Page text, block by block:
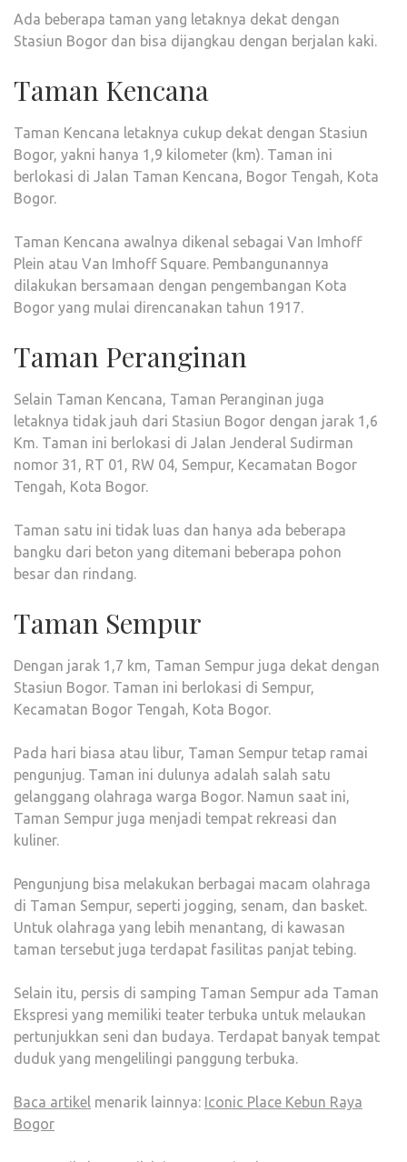
Ada beberapa taman yang letaknya dekat dengan
Stasiun Bogor dan bisa dijangkau dengan berjalan kaki.
Taman Kencana
Taman Kencana letaknya cukup dekat dengan Stasiun
Bogor, yakni hanya 1,9 kilometer (km). Taman ini
berlokasi di Jalan Taman Kencana, Bogor Tengah, Kota
Bogor.
Taman Kencana awalnya dikenal sebagai Van Imhoff
Plein atau Van Imhoff Square. Pembangunannya
dilakukan bersamaan dengan pengembangan Kota
Bogor yang mulai direncanakan tahun 1917.
Taman Peranginan
Selain Taman Kencana, Taman Peranginan juga
letaknya tidak jauh dari Stasiun Bogor dengan jarak 1,6
Km. Taman ini berlokasi di Jalan Jenderal Sudirman
nomor 31, RT 01, RW 04, Sempur, Kecamatan Bogor
Tengah, Kota Bogor.
Taman satu ini tidak luas dan hanya ada beberapa
bangku dari beton yang ditemani beberapa pohon
besar dan rindang.
Taman Sempur
Dengan jarak 1,7 km, Taman Sempur juga dekat dengan
Stasiun Bogor. Taman ini berlokasi di Sempur,
Kecamatan Bogor Tengah, Kota Bogor.
Pada hari biasa atau libur, Taman Sempur tetap ramai
pengunjug. Taman ini dulunya adalah salah satu
gelanggang olahraga warga Bogor. Namun saat ini,
Taman Sempur juga menjadi tempat rekreasi dan
kuliner.
Pengunjung bisa melakukan berbagai macam olahraga
di Taman Sempur, seperti jogging, senam, dan basket.
Untuk olahraga yang lebih menantang, di kawasan
taman tersebut juga terdapat fasilitas panjat tebing.
Selain itu, persis di samping Taman Sempur ada Taman
Ekspresi yang memiliki teater terbuka untuk melaukan
pertunjukkan seni dan budaya. Terdapat banyak tempat
duduk yang mengelilingi panggung terbuka.
Baca artikel menarik lainnya: Iconic Place Kebun Raya
Bogor